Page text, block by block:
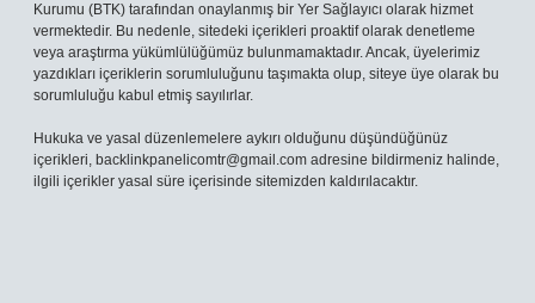
Kurumu (BTK) tarafından onaylanmış bir Yer Sağlayıcı olarak hizmet
vermektedir. Bu nedenle, sitedeki içerikleri proaktif olarak denetleme
veya araştırma yükümlülüğümüz bulunmamaktadır. Ancak, üyelerimiz
yazdıkları içeriklerin sorumluluğunu taşımakta olup, siteye üye olarak bu
sorumluluğu kabul etmiş sayılırlar.
Hukuka ve yasal düzenlemelere aykırı olduğunu düşündüğünüz
içerikleri, backlinkpanelicomtr@gmail.com adresine bildirmeniz halinde,
ilgili içerikler yasal süre içerisinde sitemizden kaldırılacaktır.